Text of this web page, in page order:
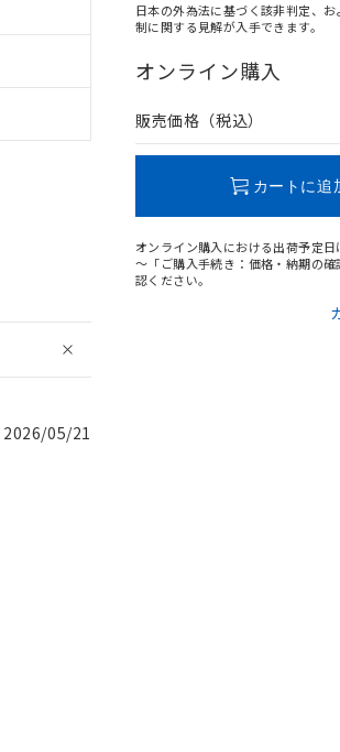
2026/05/21
日本の外為法に基づく該非判定、お
制に関する見解が入手できます。
オンライン購入
販売価格（税込）
カートに追
オンライン購入における出荷予定
～「ご購入手続き：価格・納期の
認ください。